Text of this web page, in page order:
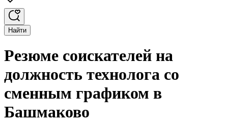
Найти
Резюме соискателей на
должность технолога со
сменным графиком в
Башмаково